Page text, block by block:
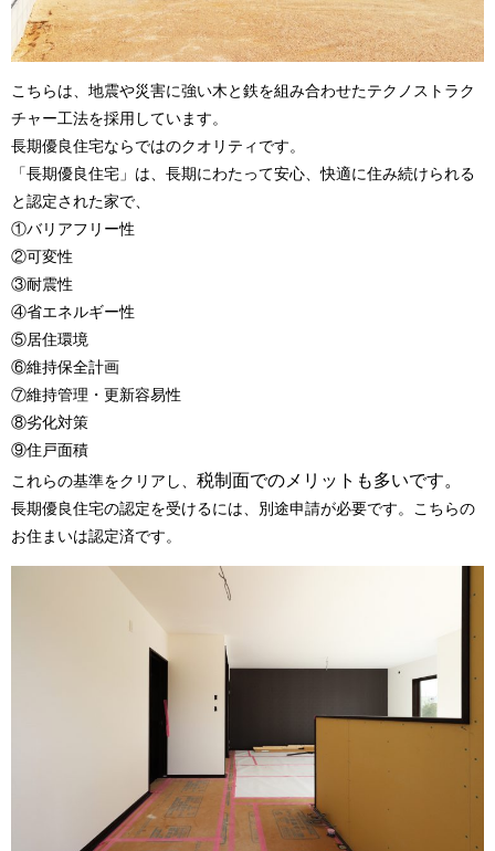
こちらは、地震や災害に強い木と鉄を組み合わせたテクノストラク
チャー工法を採用しています。
長期優良住宅ならではのクオリティです。
「長期優良住宅」は、長期にわたって安心、快適に住み続けられる
と認定された家で、
①バリアフリー性
②可変性
③耐震性
④省エネルギー性
⑤居住環境
⑥維持保全計画
⑦維持管理・更新容易性
⑧劣化対策
⑨住戸面積
これらの基準をクリアし、 税制面でのメリットも多いです。
長期優良住宅の認定を受けるには、別途申請が必要です。こちらの
お住まいは認定済です。